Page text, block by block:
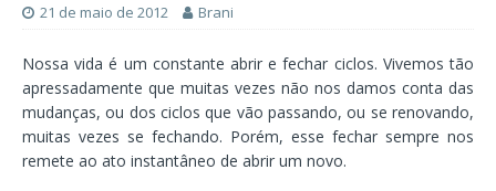
21 de maio de 2012 Brani
Nossa vida é um constante abrir e fechar ciclos. Vivemos tão
apressadamente que muitas vezes não nos damos conta das
mudanças, ou dos ciclos que vão passando, ou se renovando,
muitas vezes se fechando. Porém, esse fechar sempre nos
remete ao ato instantâneo de abrir um novo.